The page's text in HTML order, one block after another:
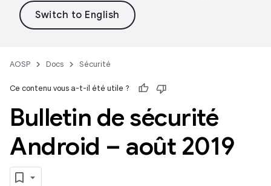
AOSP Docs Sécurité
Ce contenu vous a-t-il été utile ?
Bulletin de sécurité
Android – août 2019